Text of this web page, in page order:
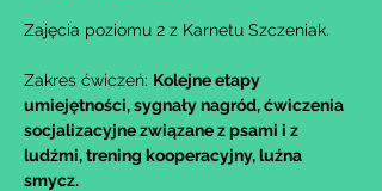
Zajęcia poziomu 2 z Karnetu Szczeniak.
Zakres ćwiczeń: Kolejne etapy
umiejętności, sygnały nagród, ćwiczenia
socjalizacyjne związane z psami i z
ludźmi, trening kooperacyjny, luźna
smycz.